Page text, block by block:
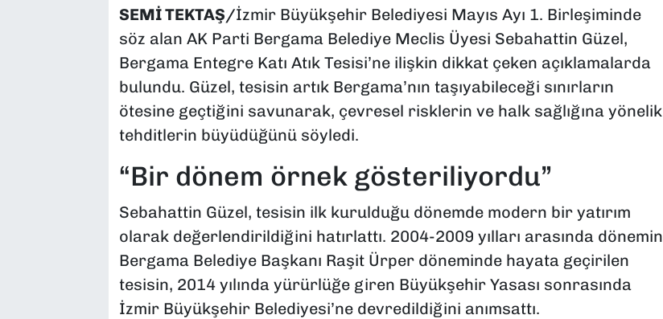
SEMİ TEKTAŞ/İzmir Büyükşehir Belediyesi Mayıs Ayı 1. Birleşiminde
söz alan AK Parti Bergama Belediye Meclis Üyesi Sebahattin Güzel,
Bergama Entegre Katı Atık Tesisi’ne ilişkin dikkat çeken açıklamalarda
bulundu. Güzel, tesisin artık Bergama’nın taşıyabileceği sınırların
ötesine geçtiğini savunarak, çevresel risklerin ve halk sağlığına yönelik
tehditlerin büyüdüğünü söyledi.
“Bir dönem örnek gösteriliyordu”
Sebahattin Güzel, tesisin ilk kurulduğu dönemde modern bir yatırım
olarak değerlendirildiğini hatırlattı. 2004-2009 yılları arasında dönemin
Bergama Belediye Başkanı Raşit Ürper döneminde hayata geçirilen
tesisin, 2014 yılında yürürlüğe giren Büyükşehir Yasası sonrasında
İzmir Büyükşehir Belediyesi’ne devredildiğini anımsattı.